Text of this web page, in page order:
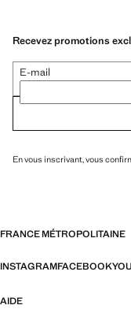
Recevez promotions
E-mail
En vous inscrivant, vous
FRANCE MÉTROPOLITAINE
INSTAGRAMFACEBOOK
AIDE